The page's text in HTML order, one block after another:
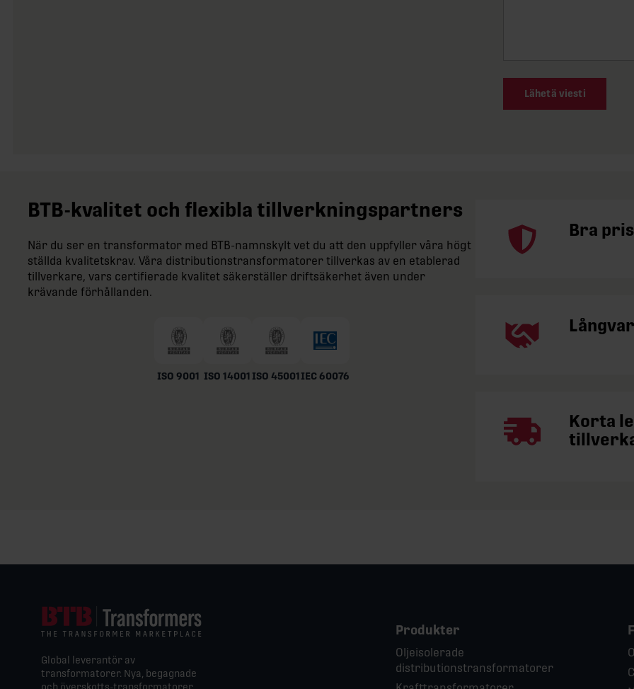
Lähetä viesti
BTB-kvalitet och flexibla tillverkningspartners
När du ser en transformator med BTB-namnskylt vet du att den uppfyller våra högt
ställda kvalitetskrav. Våra distributionstransformatorer tillverkas av en etablerad
tillverkare, vars certifierade kvalitet säkerställer driftsäkerhet även under
krävande förhållanden.
ISO 9001 ISO 14001 ISO 45001IEC 60076
Bra
Korta
Global leverantör av
transformatorer. Nya, begagnade
och överskotts-transformatorer
Produkter
Oljeisolerade
distributionstransformatorer